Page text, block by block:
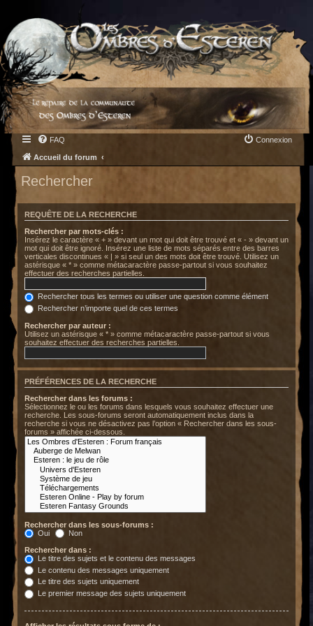
FAQ Connexion
Accueil du forum
Rechercher
REQUÊTE DE LA RECHERCHE
Rechercher par mots-clés :
Insérez le caractère « + » devant un mot qui doit être trouvé et « - » devant un
mot qui doit être ignoré. Insérez une liste de mots séparés entre des barres
verticales discontinues « | » si seul un des mots doit être trouvé. Utilisez un
astérisque « * » comme métacaractère passe-partout si vous souhaitez
effectuer des recherches partielles.
Rechercher tous les termes ou utiliser une question comme élément
Rechercher n’importe quel de ces termes
Rechercher par auteur :
Utilisez un astérisque « * » comme métacaractère passe-partout si vous
souhaitez effectuer des recherches partielles.
PRÉFÉRENCES DE LA RECHERCHE
Rechercher dans les forums :
Sélectionnez le ou les forums dans lesquels vous souhaitez effectuer une
recherche. Les sous-forums seront automatiquement inclus dans la
recherche si vous ne désactivez pas l’option « Rechercher dans les sous-
forums » affichée ci-dessous.
Rechercher dans les sous-forums :
Oui
Non
Rechercher dans :
Le titre des sujets et le contenu des messages
Le contenu des messages uniquement
Le titre des sujets uniquement
Le premier message des sujets uniquement